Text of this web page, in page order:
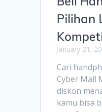
Pilihan
January 21,
Cari
Cyber Mall
diskon
kamu bisa